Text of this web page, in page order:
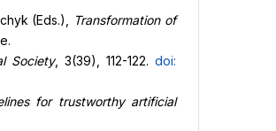
(Eds.),
Transformation of
Society, 3(39), 112-122. doi:
for trustworthy artificial